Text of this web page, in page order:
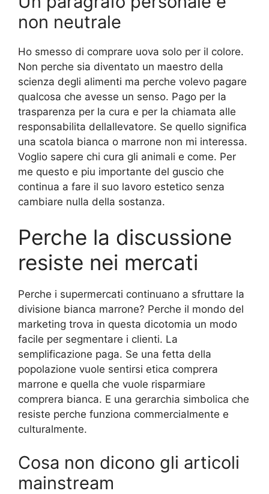
non neutrale
Ho smesso di comprare uova solo per il colore.
Non perche sia diventato un maestro della
scienza degli alimenti ma perche volevo pagare
qualcosa che avesse un senso. Pago per la
trasparenza per la cura e per la chiamata alle
responsabilita dellallevatore. Se quello significa
una scatola bianca o marrone non mi interessa.
Voglio sapere chi cura gli animali e come. Per
me questo e piu importante del guscio che
continua a fare il suo lavoro estetico senza
cambiare nulla della sostanza.
Perche la discussione
resiste nei mercati
Perche i supermercati continuano a sfruttare la
divisione bianca marrone? Perche il mondo del
marketing trova in questa dicotomia un modo
facile per segmentare i clienti. La
semplificazione paga. Se una fetta della
popolazione vuole sentirsi etica comprera
marrone e quella che vuole risparmiare
comprera bianca. E una gerarchia simbolica che
resiste perche funziona commercialmente e
culturalmente.
Cosa non dicono gli articoli
mainstream